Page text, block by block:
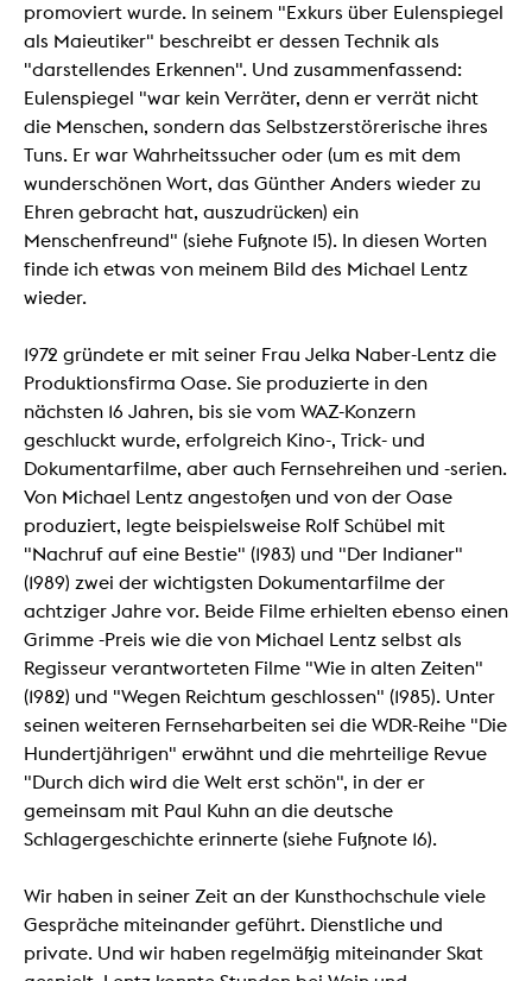
promoviert wurde. In seinem "Exkurs über Eulenspiegel
als Maieutiker" beschreibt er dessen Technik als
"darstellendes Erkennen". Und zusammenfassend:
Eulenspiegel "war kein Verräter, denn er verrät nicht
die Menschen, sondern das Selbstzerstörerische ihres
Tuns. Er war Wahrheitssucher oder (um es mit dem
wunderschönen Wort, das Günther Anders wieder zu
Ehren gebracht hat, auszudrücken) ein
Menschenfreund" (siehe Fußnote 15). In diesen Worten
finde ich etwas von meinem Bild des Michael Lentz
wieder.
1972 gründete er mit seiner Frau Jelka Naber-Lentz die
Produktionsfirma Oase. Sie produzierte in den
nächsten 16 Jahren, bis sie vom WAZ-Konzern
geschluckt wurde, erfolgreich Kino-, Trick- und
Dokumentarfilme, aber auch Fernsehreihen und -serien.
Von Michael Lentz angestoßen und von der Oase
produziert, legte beispielsweise Rolf Schübel mit
"Nachruf auf eine Bestie" (1983) und "Der Indianer"
(1989) zwei der wichtigsten Dokumentarfilme der
achtziger Jahre vor. Beide Filme erhielten ebenso einen
Grimme -Preis wie die von Michael Lentz selbst als
Regisseur verantworteten Filme "Wie in alten Zeiten"
(1982) und "Wegen Reichtum geschlossen" (1985). Unter
seinen weiteren Fernseharbeiten sei die WDR-Reihe "Die
Hundertjährigen" erwähnt und die mehrteilige Revue
"Durch dich wird die Welt erst schön", in der er
gemeinsam mit Paul Kuhn an die deutsche
Schlagergeschichte erinnerte (siehe Fußnote 16).
Wir haben in seiner Zeit an der Kunsthochschule viele
Gespräche miteinander geführt. Dienstliche und
private. Und wir haben regelmäßig miteinander Skat